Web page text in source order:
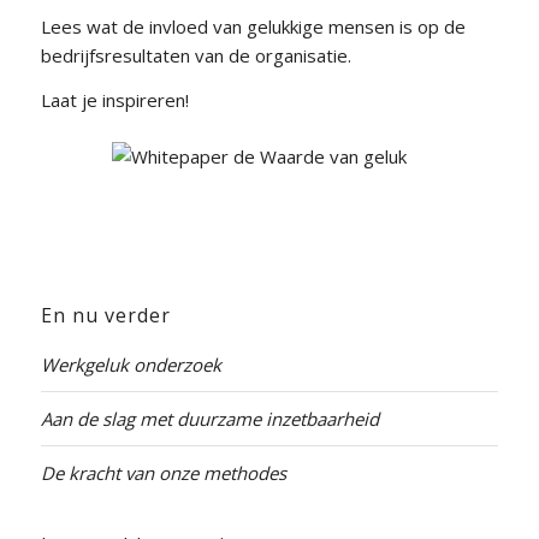
Lees wat de invloed van gelukkige mensen is op de
bedrijfsresultaten van de organisatie.
Laat je inspireren!
En nu verder
Werkgeluk onderzoek
Aan de slag met duurzame inzetbaarheid
De kracht van onze methodes